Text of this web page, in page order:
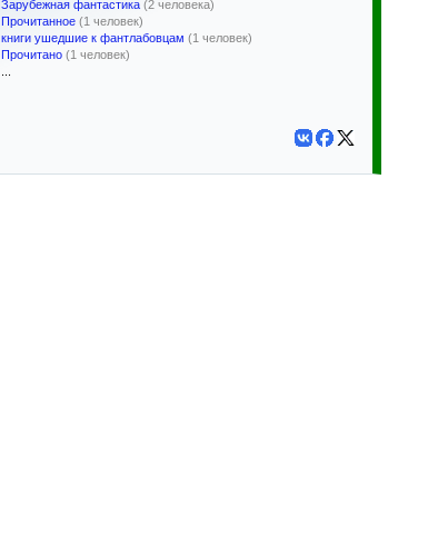
Зарубежная фантастика (2 человека)
Прочитанное (1 человек)
книги ушедшие к фантлабовцам (1 человек)
Прочитано (1 человек)